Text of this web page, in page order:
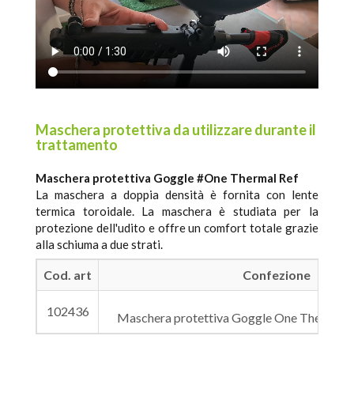
Maschera protettiva da utilizzare durante il
trattamento
Maschera protettiva Goggle #One Thermal Ref
La maschera a doppia densità è fornita con lente
termica toroidale. La maschera è studiata per la
protezione dell'udito e offre un comfort totale grazie
alla schiuma a due strati.
Cod. art Confezione
102436 Maschera protettiva Goggle One Thermal